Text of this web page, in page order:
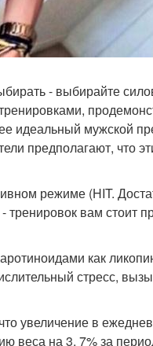
- выбирайте
идеальный мужской
предполагают, что
режиме (HIT.
вам стоит
как
стресс,
увеличение в
веса на 3, 7% за